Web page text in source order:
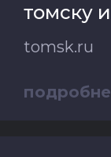
томску
tomsk.ru